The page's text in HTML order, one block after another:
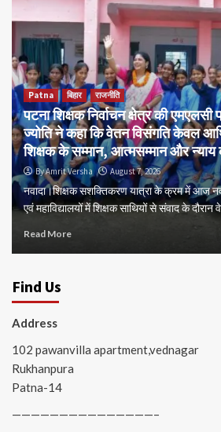
Patna बिहार राजनीति
पटना शिक्षक निर्वाचन क्षेत्र की एमएलसी
ज्योति ने कहा कि वेतन विसंगति केवल
शिक्षक के सम्मान, आत्मसम्मान और न्याय
By Amrit Versha August 7, 2026
नवादा।शिक्षक सशक्तिकरण यात्रा के क्रम में आज
एवं महाविद्यालयों में शिक्षक साथियों से संवाद के दौरान
Read More
Find Us
Address
102 pawanvilla apartment,vednagar
Rukhanpura
Patna-14
———————————————–